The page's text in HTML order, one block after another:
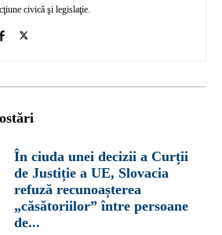
civică şi legislaţie.
În ciuda unei decizii a Curții
de Justiție a UE, Slovacia
refuză recunoașterea
„căsătoriilor” între persoane
de...